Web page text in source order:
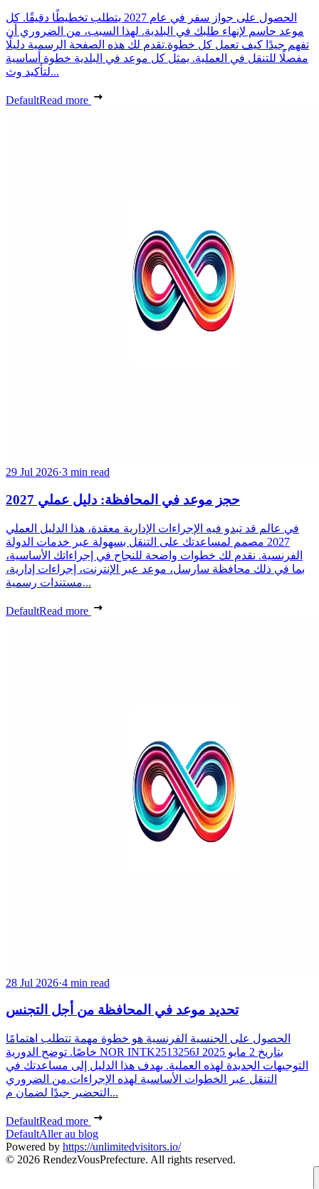
الحصول على جواز سفر في عام 2027 يتطلب تخطيطًا دقيقًا. كل
موعد حاسم لإنهاء طلبك في البلدية. لهذا السبب، من الضروري أن
تفهم جيدًا كيف تعمل كل خطوة.تقدم لك هذه الصفحة الرسمية دليلًا
مفصلًا للتنقل في العملية. يمثل كل موعد في البلدية خطوة أساسية
لتأكيد وث...
DefaultRead more
29 Jul 2026·3 min read
حجز موعد في المحافظة: دليل عملي 2027
في عالم قد تبدو فيه الإجراءات الإدارية معقدة، هذا الدليل العملي
2027 مصمم لمساعدتك على التنقل بسهولة عبر خدمات الدولة
الفرنسية. نقدم لك خطوات واضحة للنجاح في إجراءاتك الأساسية،
بما في ذلك محافظة سارسل، موعد عبر الإنترنت، إجراءات إدارية،
مستندات رسمية...
DefaultRead more
28 Jul 2026·4 min read
تحديد موعد في المحافظة من أجل التجنس
الحصول على الجنسية الفرنسية هو خطوة مهمة تتطلب اهتمامًا
خاصًا. توضح الدورية NOR INTK2513256J بتاريخ 2 مايو 2025
التوجيهات الجديدة لهذه العملية. يهدف هذا الدليل إلى مساعدتك في
التنقل عبر الخطوات الأساسية لهذه الإجراءات.من الضروري
التحضير جيدًا لضمان م...
DefaultRead more
DefaultAller au blog
Powered by https://unlimitedvisitors.io/
© 2026 RendezVousPrefecture. All rights reserved.